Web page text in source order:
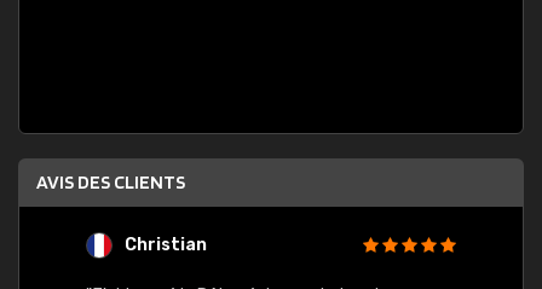
AVIS DES CLIENTS
Christian